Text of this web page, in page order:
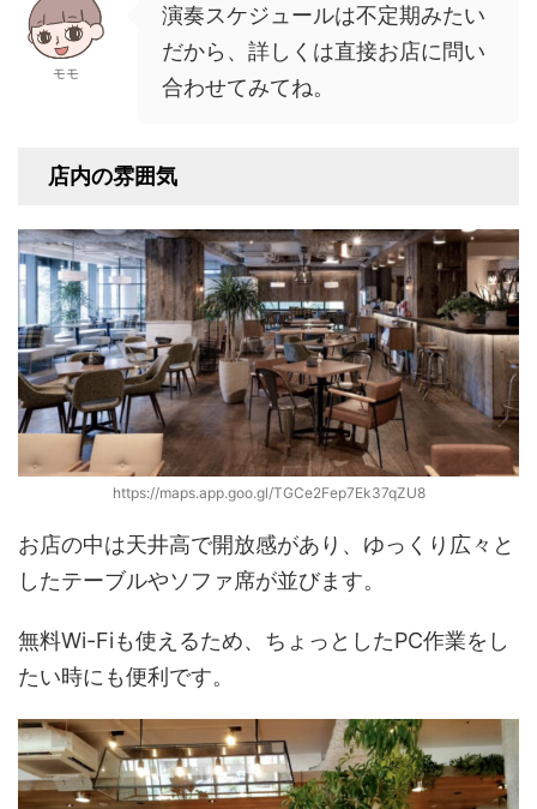
モモ
演奏スケジュールは不定期みたい
だから、詳しくは直接お店に問い
合わせてみてね。
店内の雰囲気
https://maps.app.goo.gl/TGCe2Fep7Ek37qZU8
お店の中は天井高で開放感があり、ゆっくり広々と
したテーブルやソファ席が並びます。
無料Wi-Fiも使えるため、ちょっとしたPC作業をし
たい時にも便利です。